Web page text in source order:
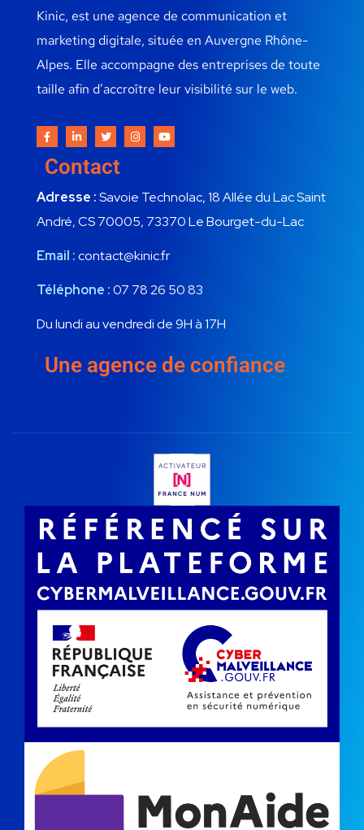
Kinic, est une agence de communication et
marketing digitale, située en Auvergne Rhône-
Alpes. Elle accompagne des entreprises de toute
taille afin d’accroître leur visibilité sur le web.
Contact
Adresse :Savoie Technolac, 18 Allée du Lac Saint
André, CS 70005, 73370 Le Bourget-du-Lac
Email :contact@kinic.fr
Téléphone :07 78 26 50 83
Du lundi au vendredi de 9H à 17H
Une agence de confiance